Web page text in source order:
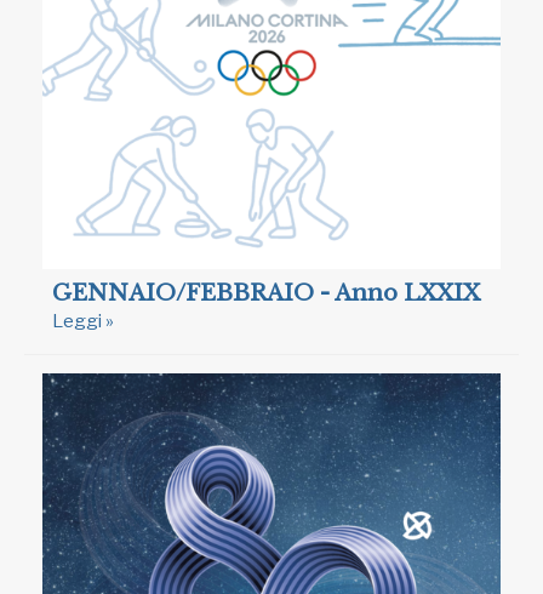
GENNAIO/FEBBRAIO - Anno LXXIX
Leggi »